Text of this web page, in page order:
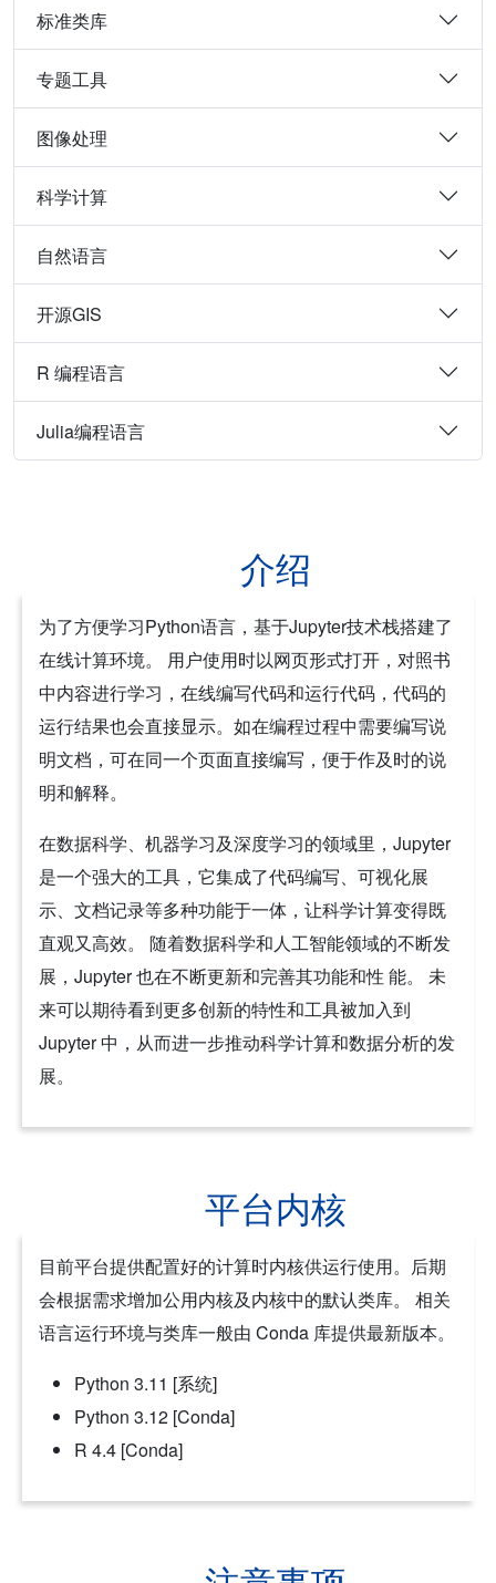
标准类库
专题工具
图像处理
科学计算
自然语言
开源GIS
R 编程语言
Julia编程语言
介绍
为了方便学习Python语言，基于Jupyter技术栈搭建了
在线计算环境。 用户使用时以网页形式打开，对照书
中内容进行学习，在线编写代码和运行代码，代码的
运行结果也会直接显示。如在编程过程中需要编写说
明文档，可在同一个页面直接编写，便于作及时的说
明和解释。
在数据科学、机器学习及深度学习的领域里，Jupyter
是一个强大的工具，它集成了代码编写、可视化展
示、文档记录等多种功能于一体，让科学计算变得既
直观又高效。 随着数据科学和人工智能领域的不断发
展，Jupyter 也在不断更新和完善其功能和性 能。 未
来可以期待看到更多创新的特性和工具被加入到
Jupyter 中，从而进一步推动科学计算和数据分析的发
展。
平台内核
目前平台提供配置好的计算时内核供运行使用。后期
会根据需求增加公用内核及内核中的默认类库。 相关
语言运行环境与类库一般由 Conda 库提供最新版本。
Python 3.11 [系统]
Python 3.12 [Conda]
R 4.4 [Conda]